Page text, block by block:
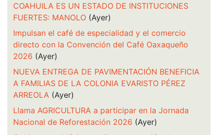
COAHUILA ES UN ESTADO DE INSTITUCIONES
FUERTES: MANOLO (Ayer)
Impulsan el café de especialidad y el comercio
directo con la Convención del Café Oaxaqueño
2026 (Ayer)
NUEVA ENTREGA DE PAVIMENTACIÓN BENEFICIA
A FAMILIAS DE LA COLONIA EVARISTO PÉREZ
ARREOLA (Ayer)
Llama AGRICULTURA a participar en la Jornada
Nacional de Reforestación 2026 (Ayer)